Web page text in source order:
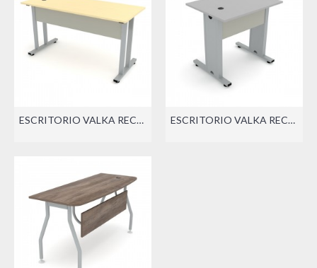
ESCRITORIO VALKA RECTO ESCRITORIO VALKA RECTO